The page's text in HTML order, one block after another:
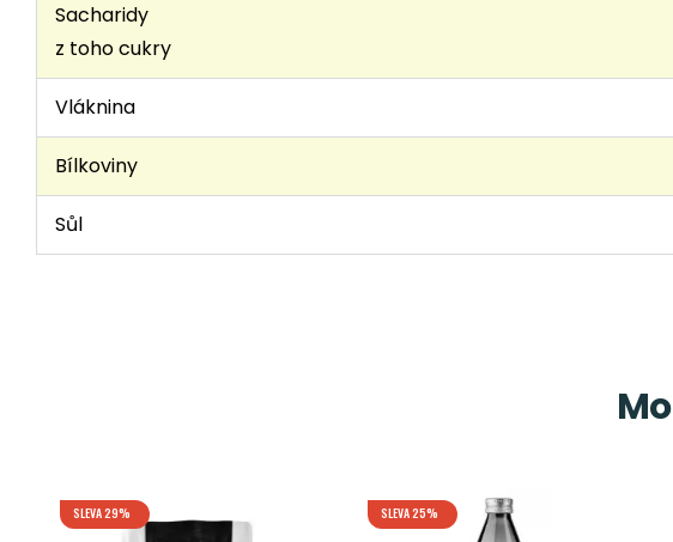
Sacharidy
z toho cukry
Vláknina
Bílkoviny
Sůl
SLEVA 29% SLEVA 25%